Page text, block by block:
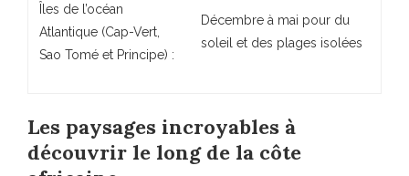
Îles de l’océan
Atlantique (Cap-Vert,
Sao Tomé et Principe) :
Décembre à mai pour du
soleil et des plages isolées
Les paysages incroyables à
découvrir le long de la côte